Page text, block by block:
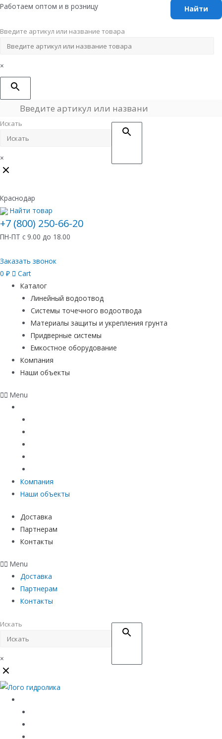
Перейти
содержимому
Работаем оптом и в розницу
Введите артикул или название товара
×
Искать
×
Краснодар
Найти товар
+7 (800) 250-66-20
ПН-ПТ с 9.00 до 18.00
Заказать звонок
0 ₽
Cart
Каталог
Линейный водоотвод
Системы точечного водоотвода
Материалы защиты и укрепления грунта
Придверные системы
Емкостное оборудование
Компания
Наши объекты
Menu
Компания
Наши объекты
Доставка
Партнерам
Контакты
Menu
Доставка
Партнерам
Контакты
Искать
×